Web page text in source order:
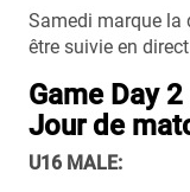
Samedi marque la
être suivie en
Game Day
Jour de
U16 MALE: